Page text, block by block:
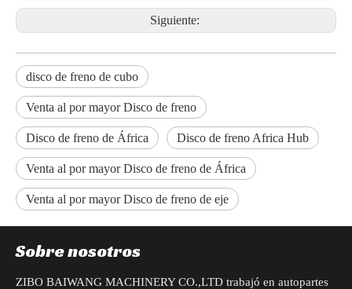
Siguiente:
disco de freno de cubo
Venta al por mayor Disco de freno
Disco de freno de África Disco de freno Africa Hub
Venta al por mayor Disco de freno de África
Venta al por mayor Disco de freno de eje
Sobre nosotros
ZIBO BAIWANG MACHINERY CO.,LTD trabajó en autopartes